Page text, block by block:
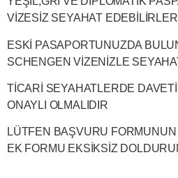
VİZESİZ SEYAHAT EDEBİLİRLER
ESKİ PASAPORTUNUZDA
SCHENGEN VİZENİZLE
TİCARİ SEYAHATLERDE
ONAYLI OLMALIDIR
LÜTFEN BAŞVURU
EK FORMU EKSİKSİZ